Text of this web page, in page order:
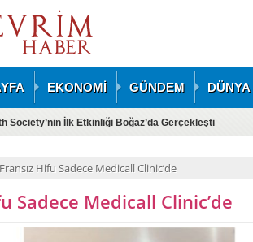
EKONOMİ GÜNDEM DÜNYA
Society’nin İlk Etkinliği Boğaz’da Gerçekleşti
Fransız Hifu Sadece Medicall Clinic’de
Sadece Medicall Clinic’de